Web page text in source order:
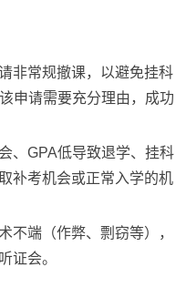
非常规撤课，以避免挂科
申请需要充分理由，成功
、GPA低导致退学、挂科
补考机会或正常入学的机
不端（作弊、剽窃等），
证会。